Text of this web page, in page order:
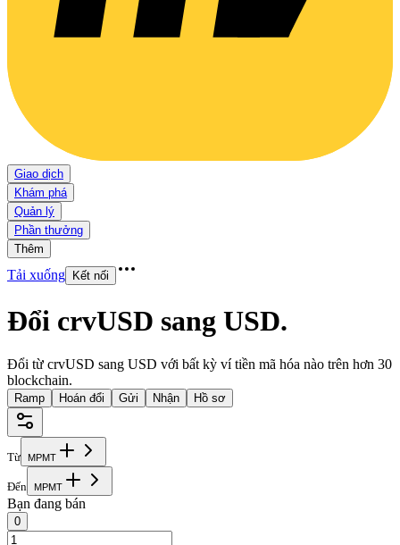
Giao dịch
Khám phá
Quản lý
Phần thưởng
Thêm
Tải xuống Kết nối
Đổi crvUSD sang USD.
Đổi từ crvUSD sang USD với bất kỳ ví tiền mã hóa nào trên hơn 30
blockchain.
Ramp Hoán đổi Gửi Nhận Hồ sơ
Từ MPMT
Đến MPMT
Bạn đang bán
0